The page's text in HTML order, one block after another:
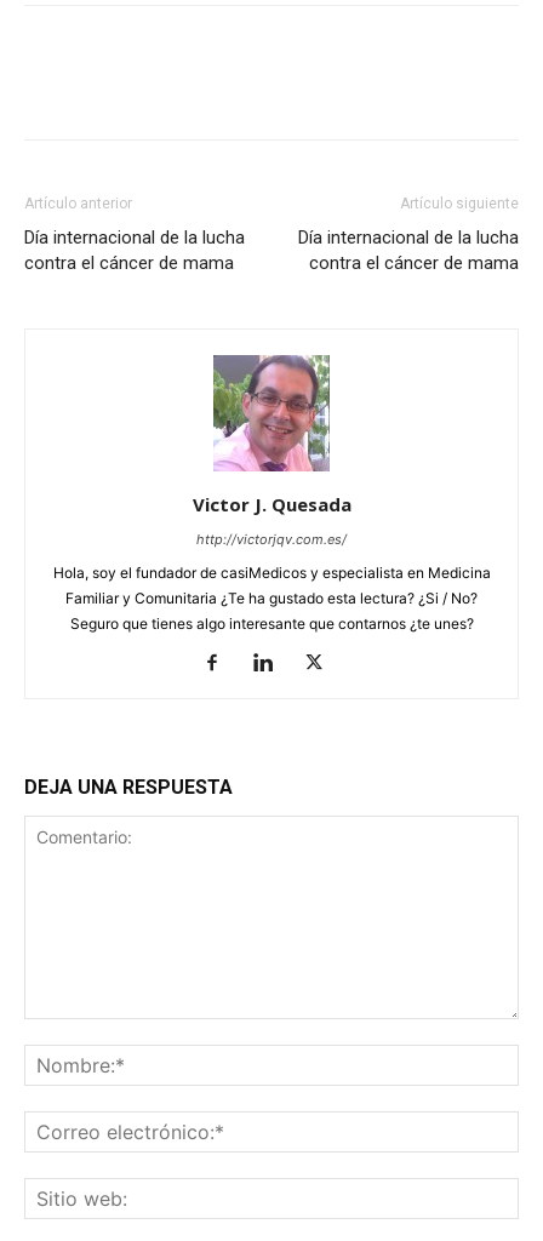
Artículo anterior
Día internacional de la lucha
contra el cáncer de mama
Artículo siguiente
Día internacional de la lucha
contra el cáncer de mama
Victor J. Quesada
http://victorjqv.com.es/
Hola, soy el fundador de casiMedicos y especialista en Medicina
Familiar y Comunitaria ¿Te ha gustado esta lectura? ¿Si / No?
Seguro que tienes algo interesante que contarnos ¿te unes?
DEJA UNA RESPUESTA